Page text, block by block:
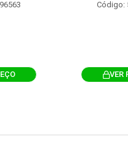
Código:
VER